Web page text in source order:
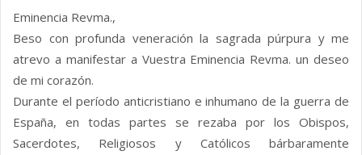
Eminencia Revma.,
Beso con profunda veneración la sagrada púrpura y me
atrevo a manifestar a Vuestra Eminencia Revma. un deseo
de mi corazón.
Durante el período anticristiano e inhumano de la guerra de
España, en todas partes se rezaba por los Obispos,
Sacerdotes, Religiosos y Católicos bárbaramente